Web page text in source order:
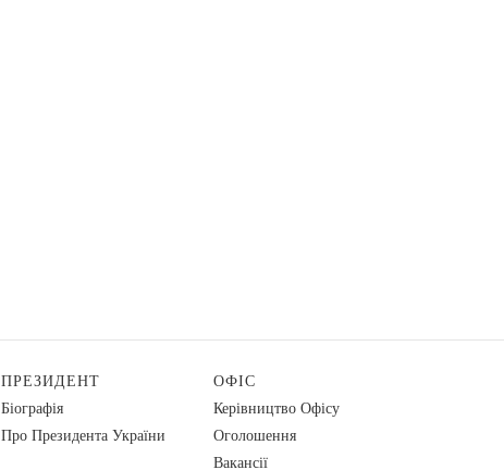
ПРЕЗИДЕНТ
Біографія
Про Президента України
ОФІС
Керівництво Офісу
Оголошення
Вакансії